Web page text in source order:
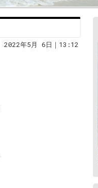
2022年5月 6日｜13:12